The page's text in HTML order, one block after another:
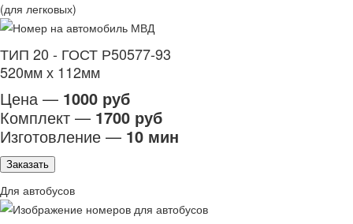
(для легковых)
ТИП 20 - ГОСТ Р50577-93
520мм х 112мм
Цена — 1000 руб
Комплект — 1700 руб
Изготовление — 10 мин
Заказать
Для автобусов